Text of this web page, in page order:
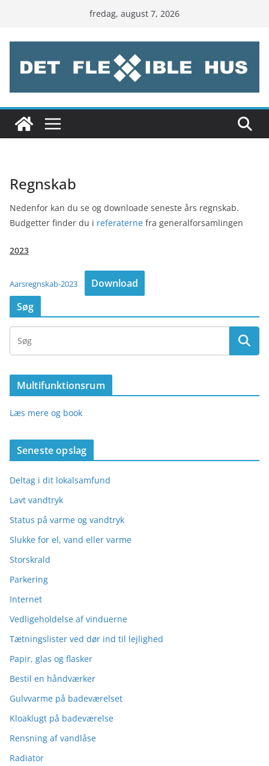
content
fredag, august 7, 2026
Regnskab
Nedenfor kan du se og downloade seneste års regnskab.
Budgetter finder du i referaterne fra generalforsamlingen
2023
Aarsregnskab-2023
Download
Søg
Multifunktionsrum
Læs mere og book
Seneste opslag
Deltag i dit lokalsamfund
Lavt vandtryk
Status på varme og vandtryk
Slukke for el, vand eller varme
Storskrald
Parkering
Internet
Vedligeholdelse af vinduerne
Tætningslister ved dør ind til lejlighed
Papir, glas og flasker
Bestil en håndværker
Gulvvarme på badeværelset
Kloaklugt på badeværelse
Rensning af vandlåse
Radiator